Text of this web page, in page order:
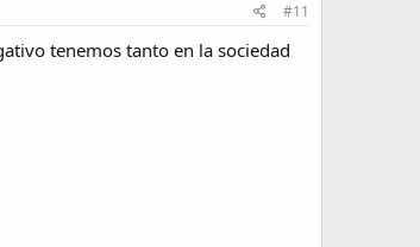
#11
tenemos tanto en la sociedad